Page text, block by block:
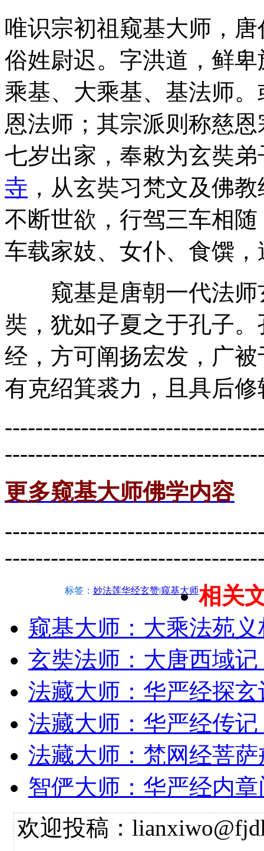
唯识宗初祖窥基大师，
俗姓尉迟。字洪道，鲜
乘基、大乘基、基法师
恩法师；其宗派则称慈
七岁出家，奉敕为玄奘
寺 ，从玄奘习梵文及佛
不断世欲，行驾三车相
车载家妓、女仆、食馔，
窥基是唐朝一代法师
奘，犹如子夏之于孔子
经，方可阐扬宏发，广
有克绍箕裘力，且具后
更多窥基大师佛学内容
标签： 妙法莲华经玄赞|窥基大师相关
窥基大师：大乘法苑
玄奘法师：大唐西域
法藏大师：华严经探
法藏大师：华严经传
法藏大师：梵网经菩
智俨大师：华严经内
欢迎投稿：